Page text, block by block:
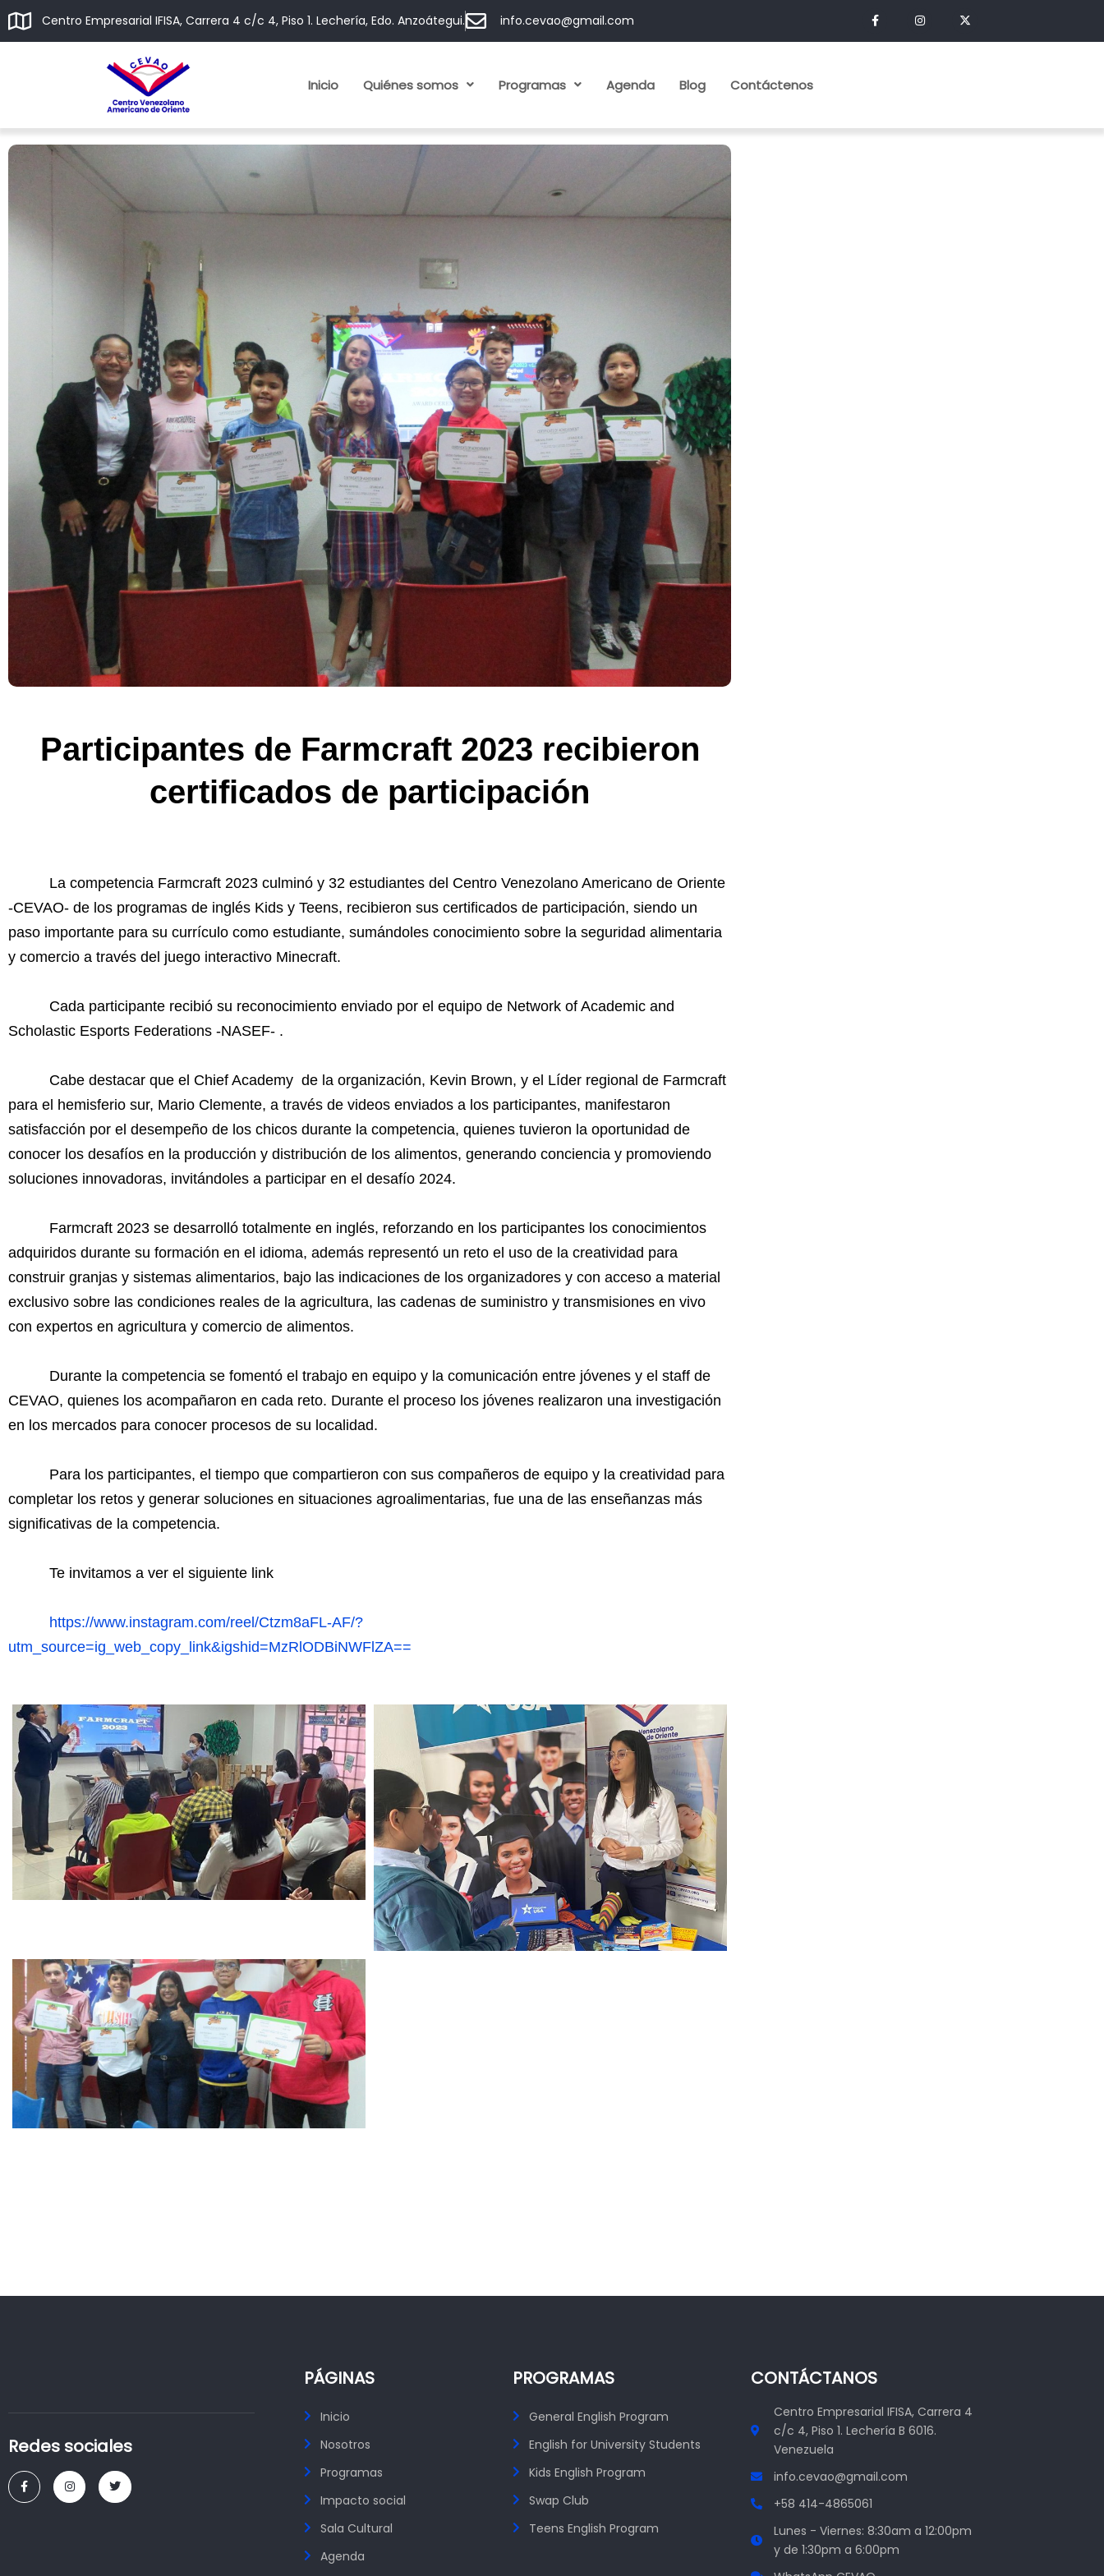
Centro Empresarial IFISA, Carrera 4 c/c 4, Piso 1. Lechería, Edo. Anzoátegui. info.cevao@gmail.com
Inicio Quiénes somos Programas Agenda Blog Contáctenos
Participantes de Farmcraft 2023 recibieron
certificados de participación
La competencia Farmcraft 2023 culminó y 32 estudiantes del Centro Venezolano Americano de Oriente
-CEVAO- de los programas de inglés Kids y Teens, recibieron sus certificados de participación, siendo un
paso importante para su currículo como estudiante, sumándoles conocimiento sobre la seguridad alimentaria
y comercio a través del juego interactivo Minecraft.
Cada participante recibió su reconocimiento enviado por el equipo de Network of Academic and
Scholastic Esports Federations -NASEF- .
Cabe destacar que el Chief Academy de la organización, Kevin Brown, y el Líder regional de Farmcraft
para el hemisferio sur, Mario Clemente, a través de videos enviados a los participantes, manifestaron
satisfacción por el desempeño de los chicos durante la competencia, quienes tuvieron la oportunidad de
conocer los desafíos en la producción y distribución de los alimentos, generando conciencia y promoviendo
soluciones innovadoras, invitándoles a participar en el desafío 2024.
Farmcraft 2023 se desarrolló totalmente en inglés, reforzando en los participantes los conocimientos
adquiridos durante su formación en el idioma, además representó un reto el uso de la creatividad para
construir granjas y sistemas alimentarios, bajo las indicaciones de los organizadores y con acceso a material
exclusivo sobre las condiciones reales de la agricultura, las cadenas de suministro y transmisiones en vivo
con expertos en agricultura y comercio de alimentos.
Durante la competencia se fomentó el trabajo en equipo y la comunicación entre jóvenes y el staff de
CEVAO, quienes los acompañaron en cada reto. Durante el proceso los jóvenes realizaron una investigación
en los mercados para conocer procesos de su localidad.
Para los participantes, el tiempo que compartieron con sus compañeros de equipo y la creatividad para
completar los retos y generar soluciones en situaciones agroalimentarias, fue una de las enseñanzas más
significativas de la competencia.
Te invitamos a ver el siguiente link
https://www.instagram.com/reel/Ctzm8aFL-AF/?
utm_source=ig_web_copy_link&igshid=MzRlODBiNWFlZA==
Redes sociales
PÁGINAS
Inicio
Nosotros
Programas
Impacto social
Sala Cultural
Agenda
PROGRAMAS
General English Program
English for University Students
Kids English Program
Swap Club
Teens English Program
CONTÁCTANOS
Centro Empresarial IFISA, Carrera 4
c/c 4, Piso 1. Lechería B 6016.
Venezuela
info.cevao@gmail.com
+58 414-4865061
Lunes - Viernes: 8:30am a 12:00pm
y de 1:30pm a 6:00pm